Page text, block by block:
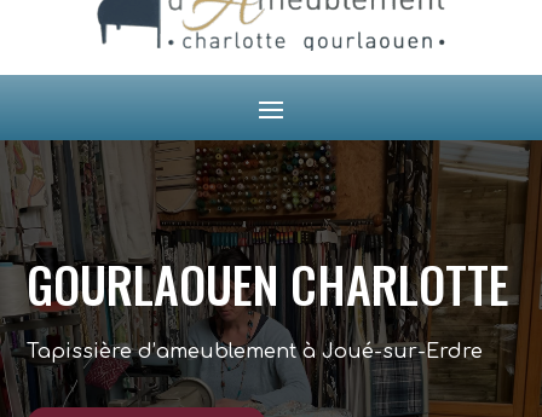
GOURLAOUEN CHARLOTTE
Tapissière d’ameublement à Joué-sur-Erdre